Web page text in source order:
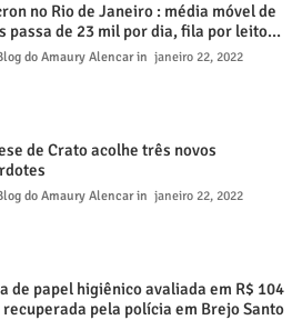
no Rio de Janeiro : média móvel de
passa de 23 mil por dia, fila por leitos
e 1,2 mil estão internados com
do Amaury Alencar janeiro 22, 2022
de Crato acolhe três novos
do Amaury Alencar janeiro 22, 2022
de papel higiênico avaliada em R$ 104
recuperada pela polícia em Brejo Santo